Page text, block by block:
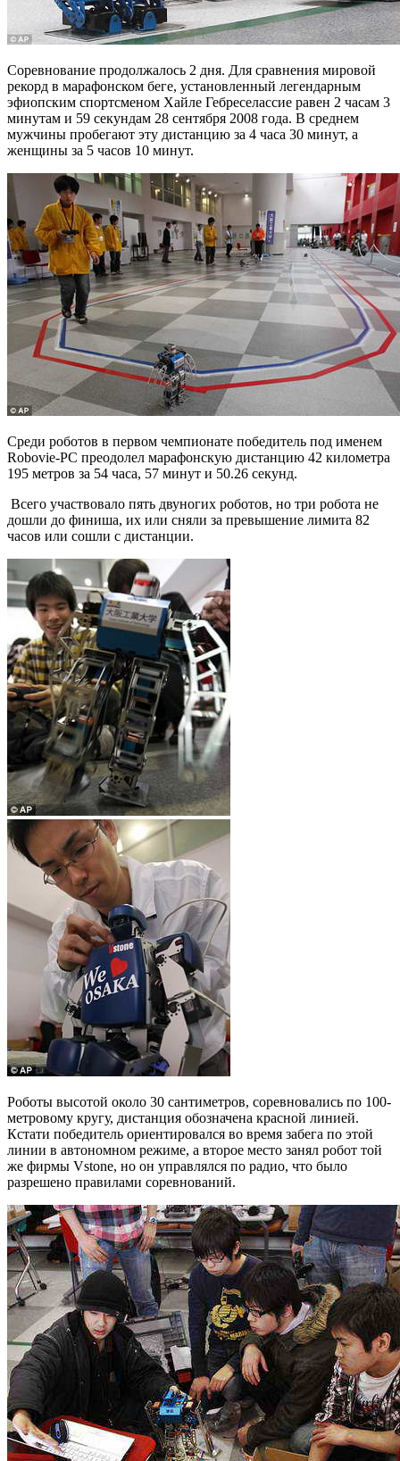
Соревнование продолжалось 2 дня. Для сравнения мировой
рекорд в марафонском беге, установленный легендарным
эфиопским спортсменом Хайле Гебреселассие равен 2 часам 3
минутам и 59 секундам 28 сентября 2008 года. В среднем
мужчины пробегают эту дистанцию за 4 часа 30 минут, а
женщины за 5 часов 10 минут.
Среди роботов в первом чемпионате победитель под именем
Robovie-PC преодолел марафонскую дистанцию 42 километра
195 метров за 54 часа, 57 минут и 50.26 секунд.
Всего участвовало пять двуногих роботов, но три робота не
дошли до финиша, их или сняли за превышение лимита 82
часов или сошли с дистанции.
Роботы высотой около 30 сантиметров, соревновались по 100-
метровому кругу, дистанция обозначена красной линией.
Кстати победитель ориентировался во время забега по этой
линии в автономном режиме, а второе место занял робот той
же фирмы Vstone, но он управлялся по радио, что было
разрешено правилами соревнований.